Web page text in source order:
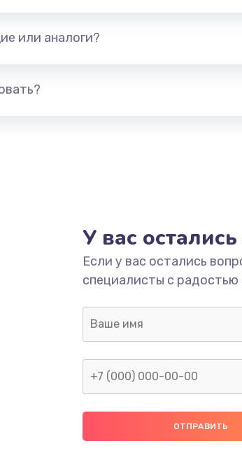
или аналоги?
У вас
Если у вас остались
специалисты с радостью